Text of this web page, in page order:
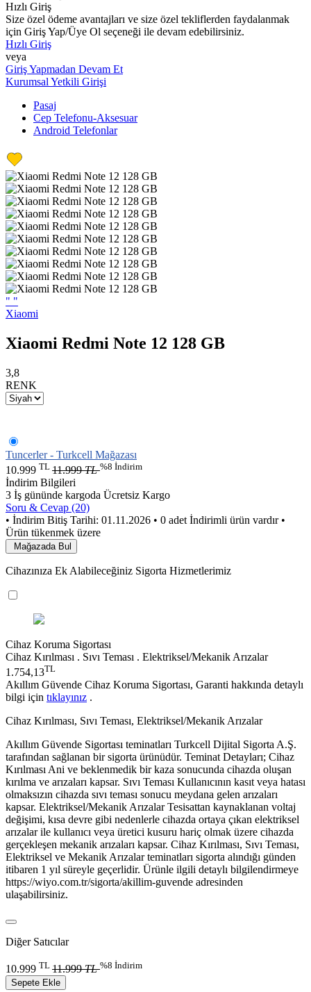
Hızlı Giriş
Size özel ödeme avantajları ve size özel tekliflerden faydalanmak
için Giriş Yap/Üye Ol seçeneği ile devam edebilirsiniz.
Hızlı Giriş
veya
Giriş Yapmadan Devam Et
Kurumsal Yetkili Girişi
Pasaj
Cep Telefonu-Aksesuar
Android Telefonlar
" "
Xiaomi
Xiaomi Redmi Note 12 128 GB
3,8
RENK
Tuncerler - Turkcell Mağazası
10.999 TL 11.999TL%8 İndirim
İndirim Bilgileri
3 İş gününde kargoda Ücretsiz Kargo
Soru & Cevap (20)
• İndirim Bitiş Tarihi: 01.11.2026 • 0 adet İndirimli ürün vardır •
Ürün tükenmek üzere
Mağazada Bul
Cihazınıza Ek Alabileceğiniz Sigorta Hizmetlerimiz
Cihaz Koruma Sigortası
Cihaz Kırılması . Sıvı Teması . Elektriksel/Mekanik Arızalar
1.754,13TL
Akıllım Güvende Cihaz Koruma Sigortası, Garanti hakkında detaylı
bilgi için tıklayınız .
Cihaz Kırılması, Sıvı Teması, Elektriksel/Mekanik Arızalar
Akıllım Güvende Sigortası teminatları Turkcell Dijital Sigorta A.Ş.
tarafından sağlanan bir sigorta ürünüdür. Teminat Detayları; Cihaz
Kırılması Ani ve beklenmedik bir kaza sonucunda cihazda oluşan
kırılma ve arızaları kapsar. Sıvı Teması Kullanıcının kasıt veya hatası
olmaksızın cihazda sıvı teması sonucu meydana gelen arızaları
kapsar. Elektriksel/Mekanik Arızalar Tesisattan kaynaklanan voltaj
değişimi, kısa devre gibi nedenlerle cihazda ortaya çıkan elektriksel
arızalar ile kullanıcı veya üretici kusuru hariç olmak üzere cihazda
gerçekleşen mekanik arızaları kapsar. Cihaz Kırılması, Sıvı Teması,
Elektriksel ve Mekanik Arızalar teminatları sigorta alındığı günden
itibaren 1 yıl süreyle geçerlidir. Ürünle ilgili detaylı bilgilendirmeye
https://wiyo.com.tr/sigorta/akillim-guvende adresinden
ulaşabilirsiniz.
Diğer Satıcılar
10.999 TL 11.999TL%8 İndirim
Sepete Ekle